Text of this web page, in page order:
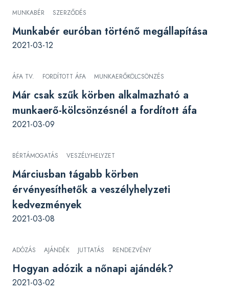
MUNKABÉR SZERZŐDÉS
Munkabér euróban történő megállapítása
2021-03-12
ÁFA TV. FORDÍTOTT ÁFA MUNKAERŐKÖLCSÖNZÉS
Már csak szűk körben alkalmazható a
munkaerő-kölcsönzésnél a fordított áfa
2021-03-09
BÉRTÁMOGATÁS VESZÉLYHELYZET
Márciusban tágabb körben
érvényesíthetők a veszélyhelyzeti
kedvezmények
2021-03-08
ADÓZÁS AJÁNDÉK JUTTATÁS RENDEZVÉNY
Hogyan adózik a nőnapi ajándék?
2021-03-02